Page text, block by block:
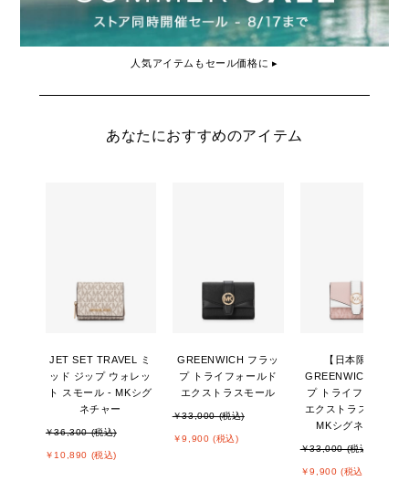
人気アイテムもセール価格に ▸
あなたにおすすめのアイテム
JET SET TRAVEL ミ
ッド ジップ ウォレッ
ト スモール - MKシグ
ネチャー
￥36,300 (税込)
￥10,890 (税込)
GREENWICH フラッ
プ トライフォールド
エクストラスモール
￥33,000 (税込)
￥9,900 (税込)
【日本限定】
GREENWICH フラッ
プ トライフォールド
エクストラスモール -
MKシグネチャー
￥33,000 (税込)
￥9,900 (税込)